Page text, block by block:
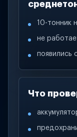
10-тонник
не
появились
Что